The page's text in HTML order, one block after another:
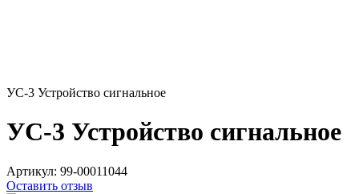
УС-3 Устройство сигнальное
УС-3 Устройство сигнальное
Артикул: 99-00011044
Оставить отзыв